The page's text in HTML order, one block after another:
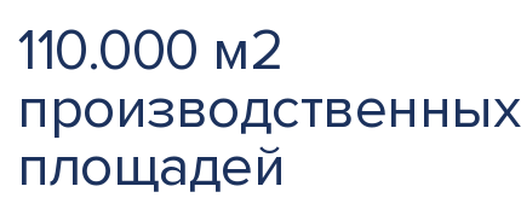
110.000 м2
производственных
площадей